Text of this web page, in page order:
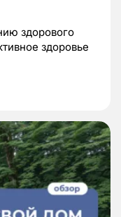
здорового
здоровье